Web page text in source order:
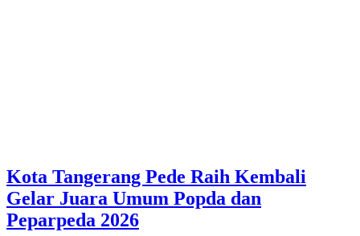
Kota Tangerang Pede Raih Kembali
Gelar Juara Umum Popda dan
Peparpeda 2026